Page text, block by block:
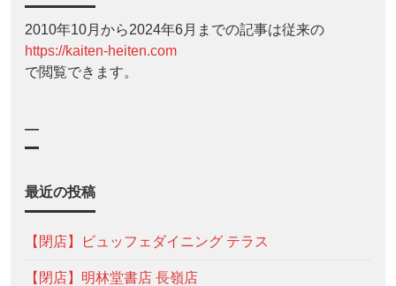
2010年10月から2024年6月までの記事は従来の
https://kaiten-heiten.com
で閲覧できます。
—
最近の投稿
【閉店】ビュッフェダイニング テラス
【閉店】明林堂書店 長嶺店